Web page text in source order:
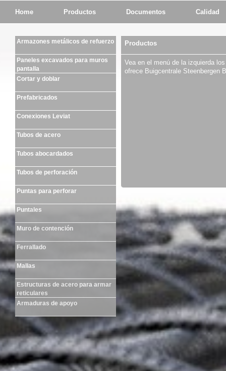
Home Productos Documentos Calidad
Armazones metálicos de refuerzo
Paneles excavados para muros
pantalla
Cortar y doblar
Prefabricados
Conexiones Leviat
Tubos de acero
Tubos abocardados
Tubos de perforación
Puntas para perforar
Puntales
Muro de contención
Ferrallado
Mallas
Estructuras de acero para armar
reticulares
Armaduras de apoyo
Productos
Vea en el menú de la izquierda
ofrece Buigcentrale Steenbergen